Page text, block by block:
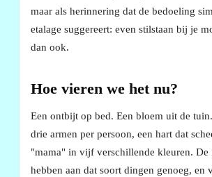
maar als herinnering dat de bedoeling
etalage suggereert: even stilstaan bij je
dan ook.
Hoe vieren we het nu?
Een ontbijt op bed. Een bloem uit de
drie armen per persoon, een hart dat
"mama" in vijf verschillende kleuren. De
hebben aan dat soort dingen genoeg, en